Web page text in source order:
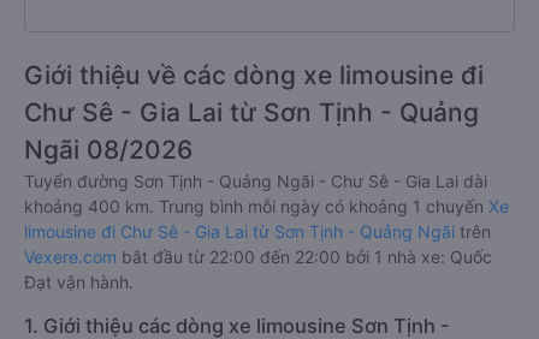
Giới thiệu về các dòng xe limousine đi
Chư Sê - Gia Lai từ Sơn Tịnh - Quảng
Ngãi 08/2026
Tuyến đường Sơn Tịnh - Quảng Ngãi - Chư Sê - Gia Lai dài
khoảng 400 km. Trung bình mỗi ngày có khoảng 1 chuyến Xe
limousine đi Chư Sê - Gia Lai từ Sơn Tịnh - Quảng Ngãi trên
Vexere.com bắt đầu từ 22:00 đến 22:00 bởi 1 nhà xe: Quốc
Đạt vận hành.
1. Giới thiệu các dòng xe limousine Sơn Tịnh -